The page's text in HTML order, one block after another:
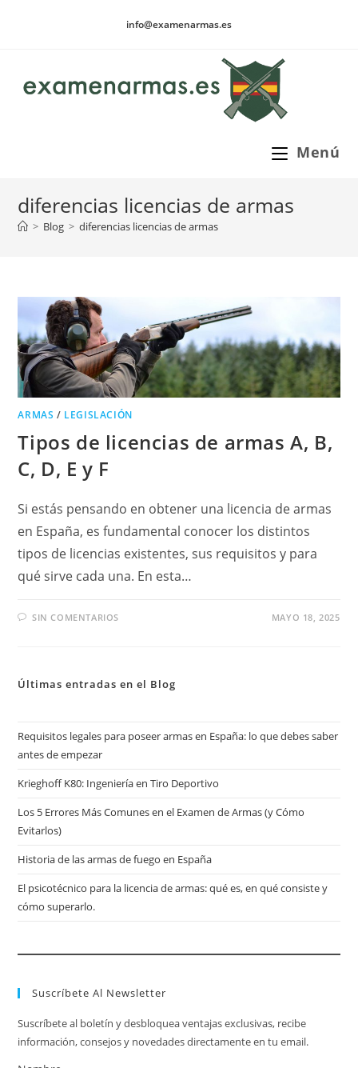
info@examenarmas.es
Menú
diferencias licencias de armas
> Blog > diferencias licencias de armas
ARMAS / LEGISLACIÓN
Tipos de licencias de armas A, B,
C, D, E y F
Si estás pensando en obtener una licencia de armas
en España, es fundamental conocer los distintos
tipos de licencias existentes, sus requisitos y para
qué sirve cada una. En esta…
SIN COMENTARIOS MAYO 18, 2025
Últimas entradas en el Blog
Requisitos legales para poseer armas en España: lo que debes saber
antes de empezar
Krieghoff K80: Ingeniería en Tiro Deportivo
Los 5 Errores Más Comunes en el Examen de Armas (y Cómo
Evitarlos)
Historia de las armas de fuego en España
El psicotécnico para la licencia de armas: qué es, en qué consiste y
cómo superarlo.
Suscríbete Al Newsletter
Suscríbete al boletín y desbloquea ventajas exclusivas, recibe
información, consejos y novedades directamente en tu email.